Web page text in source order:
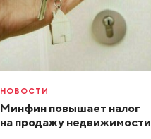
НОВОСТИ
Минфин повышает налог
на продажу недвижимости